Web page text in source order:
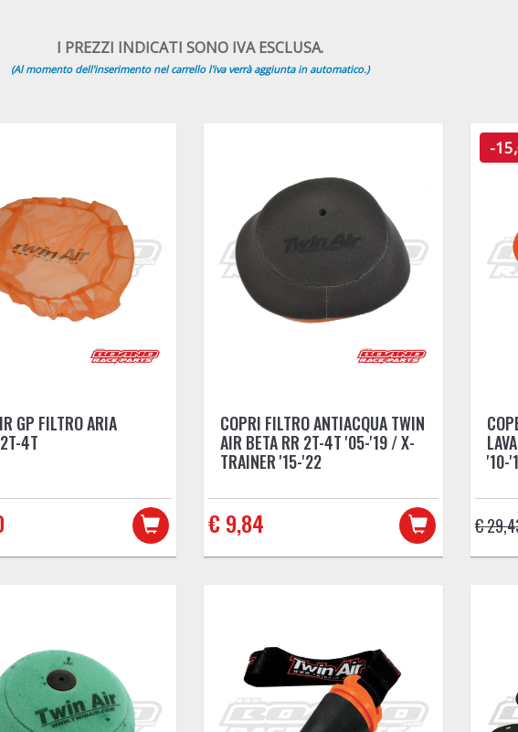
I PREZZI INDICATI SONO IVA ESCLUSA.
(Al momento dell'inserimento nel carrello l'iva verrà aggiunta in automatico.)
GP FILTRO ARIA
4T
COPRI FILTRO ANTIACQUA TWIN
AIR BETA RR 2T-4T '05-'19 / X-
TRAINER '15-'22
€ 9,84
-
'10-
€